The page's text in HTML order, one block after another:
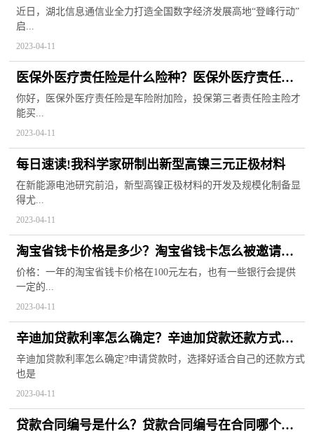
近日，湖北信息通信业全力打造全国数字经济发展高地“登峰行动”
启...
2023-04-11
医保外医疗责任险是什么险种？医保外医疗责任险
哪个保险公司有？
你好，医保外医疗责任险是车险附加险，投保第三者责任险主险才
能买...
2023-04-11
每日速读!我科学家研制出新型高镍三元正极材料
在新能源电池研究前沿，新型高镍正极材料的开发及规模化制备显
得尤...
2023-04-11
淘宝省钱卡价格是多少？淘宝省钱卡怎么被邀请开
通？
价格：一年的淘宝省钱卡价格在100元左右，也有一些银行会提供
一定的...
2023-04-11
辛迪加贷款利率怎么确定？辛迪加贷款还款方式哪
个划算？
辛迪加贷款利率怎么确定?申请贷款时，选择好适合自己的还款方式
也是
2023-04-11
贷款合同编号是什么？贷款合同编号在合同哪个位